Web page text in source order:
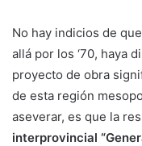
No hay indicios de
allá por los ‘70, haya
proyecto de obra
de esta región
aseverar, es que la
interprovincial